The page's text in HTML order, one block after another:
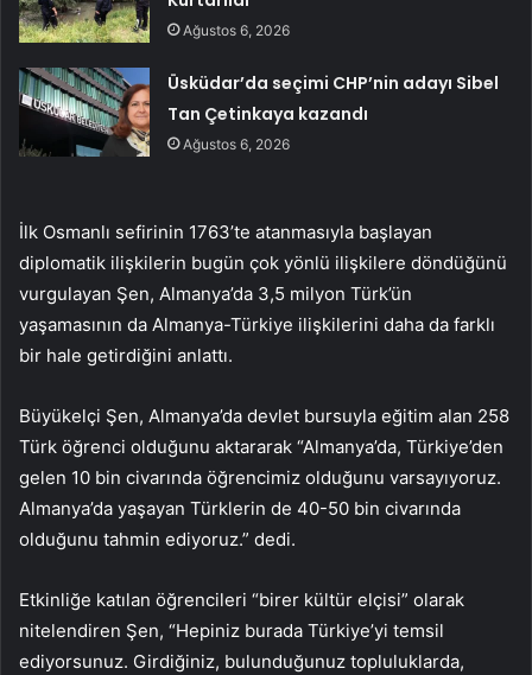
Ağustos 6, 2026
Üsküdar’da seçimi CHP’nin adayı Sibel
Tan Çetinkaya kazandı
Ağustos 6, 2026
İlk Osmanlı sefirinin 1763’te atanmasıyla başlayan
diplomatik ilişkilerin bugün çok yönlü ilişkilere döndüğünü
vurgulayan Şen, Almanya’da 3,5 milyon Türk’ün
yaşamasının da Almanya-Türkiye ilişkilerini daha da farklı
bir hale getirdiğini anlattı.
Büyükelçi Şen, Almanya’da devlet bursuyla eğitim alan 258
Türk öğrenci olduğunu aktararak “Almanya’da, Türkiye’den
gelen 10 bin civarında öğrencimiz olduğunu varsayıyoruz.
Almanya’da yaşayan Türklerin de 40-50 bin civarında
olduğunu tahmin ediyoruz.” dedi.
Etkinliğe katılan öğrencileri “birer kültür elçisi” olarak
nitelendiren Şen, “Hepiniz burada Türkiye’yi temsil
ediyorsunuz. Girdiğiniz, bulunduğunuz topluluklarda,